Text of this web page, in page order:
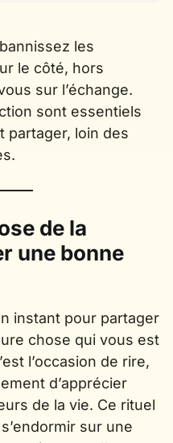
les
le côté, hors
sur l’échange.
sont essentiels
partager, loin des
de la
une bonne
instant pour partager
chose qui vous est
l’occasion de rire,
d’apprécier
de la vie. Ce rituel
sur une